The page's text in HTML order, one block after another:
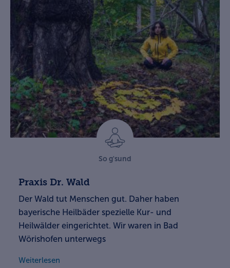
So g'sund
Praxis Dr. Wald
Der Wald tut Menschen gut. Daher haben
bayerische Heilbäder spezielle Kur- und
Heilwälder eingerichtet. Wir waren in Bad
Wörishofen unterwegs
Weiterlesen